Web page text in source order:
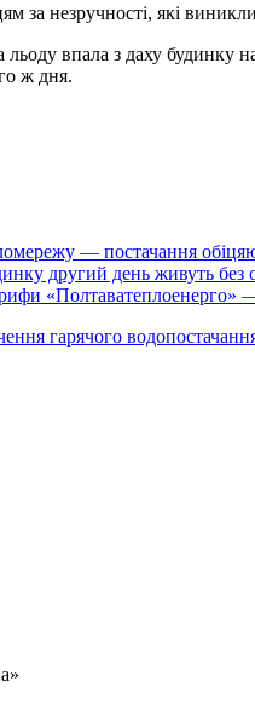
за незручності, які
впала з даху будинку
ж дня.
— постачання
другий день живуть без
гарячого